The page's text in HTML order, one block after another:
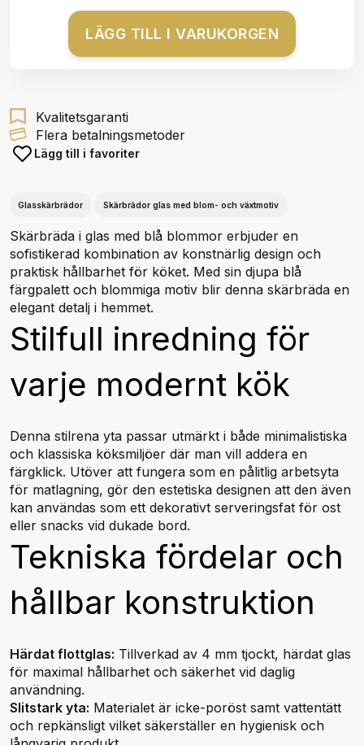
LÄGG TILL I VARUKORGEN
Kvalitetsgaranti
Flera betalningsmetoder
Lägg till i favoriter
Glasskärbrädor Skärbrädor glas med blom- och växtmotiv
Skärbräda i glas med blå blommor erbjuder en
sofistikerad kombination av konstnärlig design och
praktisk hållbarhet för köket. Med sin djupa blå
färgpalett och blommiga motiv blir denna skärbräda en
elegant detalj i hemmet.
Stilfull inredning för
varje modernt kök
Denna stilrena yta passar utmärkt i både minimalistiska
och klassiska köksmiljöer där man vill addera en
färgklick. Utöver att fungera som en pålitlig arbetsyta
för matlagning, gör den estetiska designen att den även
kan användas som ett dekorativt serveringsfat för ost
eller snacks vid dukade bord.
Tekniska fördelar och
hållbar konstruktion
Härdat flottglas: Tillverkad av 4 mm tjockt, härdat glas
för maximal hållbarhet och säkerhet vid daglig
användning.
Slitstark yta: Materialet är icke-poröst samt vattentätt
och repkänsligt vilket säkerställer en hygienisk och